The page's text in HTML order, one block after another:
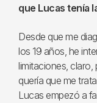
que Lucas tenía
Desde que me
los 19 años, he
limitaciones, claro,
quería que me
Lucas empezó a